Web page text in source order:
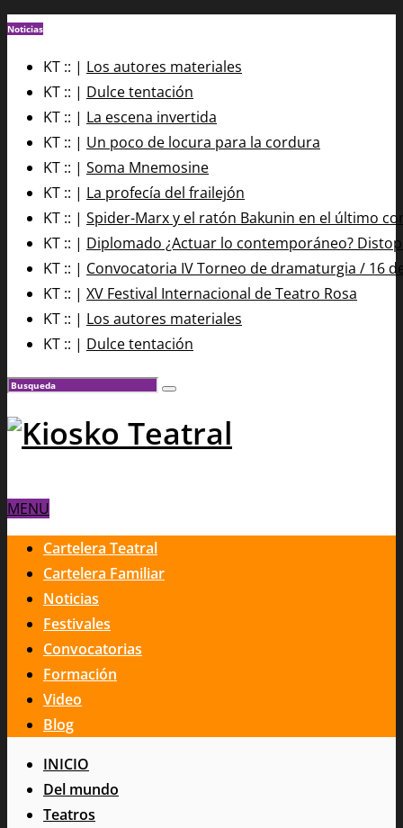
Noticias
KT :: | Los autores materiales
KT :: | Dulce tentación
KT :: | La escena invertida
KT :: | Un poco de locura para la cordura
KT :: | Soma Mnemosine
KT :: | La profecía del frailejón
KT :: | Spider-Marx y el ratón Bakunin en el último
KT :: | Diplomado ¿Actuar lo contemporáneo?
KT :: | Convocatoria IV Torneo de dramaturgia / 16
KT :: | XV Festival Internacional de Teatro Rosa
KT :: | Los autores materiales
KT :: | Dulce tentación
MENU
Cartelera Teatral
Cartelera Familiar
Noticias
Festivales
Convocatorias
Formación
Video
Blog
INICIO
Del mundo
Teatros